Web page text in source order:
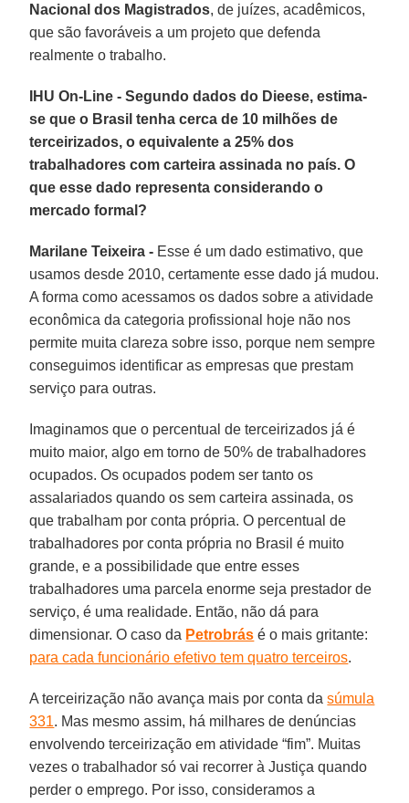
Nacional dos Magistrados, de juízes, acadêmicos,
que são favoráveis a um projeto que defenda
realmente o trabalho.
IHU On-Line - Segundo dados do Dieese, estima-
se que o Brasil tenha cerca de 10 milhões de
terceirizados, o equivalente a 25% dos
trabalhadores com carteira assinada no país. O
que esse dado representa considerando o
mercado formal?
Marilane Teixeira - Esse é um dado estimativo, que
usamos desde 2010, certamente esse dado já mudou.
A forma como acessamos os dados sobre a atividade
econômica da categoria profissional hoje não nos
permite muita clareza sobre isso, porque nem sempre
conseguimos identificar as empresas que prestam
serviço para outras.
Imaginamos que o percentual de terceirizados já é
muito maior, algo em torno de 50% de trabalhadores
ocupados. Os ocupados podem ser tanto os
assalariados quando os sem carteira assinada, os
que trabalham por conta própria. O percentual de
trabalhadores por conta própria no Brasil é muito
grande, e a possibilidade que entre esses
trabalhadores uma parcela enorme seja prestador de
serviço, é uma realidade. Então, não dá para
dimensionar. O caso da Petrobrás é o mais gritante:
para cada funcionário efetivo tem quatro terceiros.
A terceirização não avança mais por conta dasúmula
331. Mas mesmo assim, há milhares de denúncias
envolvendo terceirização em atividade “fim”. Muitas
vezes o trabalhador só vai recorrer à Justiça quando
perder o emprego. Por isso, consideramos a